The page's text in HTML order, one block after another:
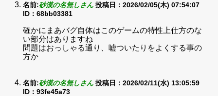
名前:砂漠の名無しさん 投稿日：2026/02/05(木) 07:54:07
ID：68bb03381
確かにまあバグ自体はこのゲームの特性上仕方のな
い部分はありますね
問題はおっしゃる通り、嘘ついたりをよくする事の
方か
名前:砂漠の名無しさん 投稿日：2026/02/11(水) 13:05:59
ID：93fe45a73